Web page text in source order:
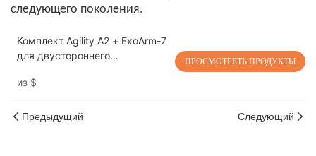
следующего поколения.
Комплект Agility A2 + ExoArm-7
для двустороннего
роботом VLA для сбора
данных и обучения.
из $
ПРОСМОТРЕТЬ ПРОДУКТЫ
Предыдущий Следующий